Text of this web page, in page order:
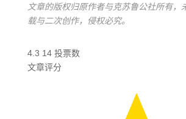
文章的版权归原作者与克苏鲁公社所有，
载与二次创作，侵权必究。
4.3 14 投票数
文章评分